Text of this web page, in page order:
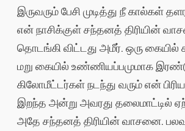
இருவரும் பேசி முடித்து நீ கால்கள்
என் நாசிக்குள் சந்தனத் திரியின்
தொடங்கி விட்டது அமீர். ஒரு கையில்
மறு கையில் உண்ணியப்பமுமாக
கிலோமீட்டர்கள் நடந்து வரும் என்
இறந்த அன்று அவரது தலைமாட்டில்
அதே சந்தனத் திரியின் வாசனை.